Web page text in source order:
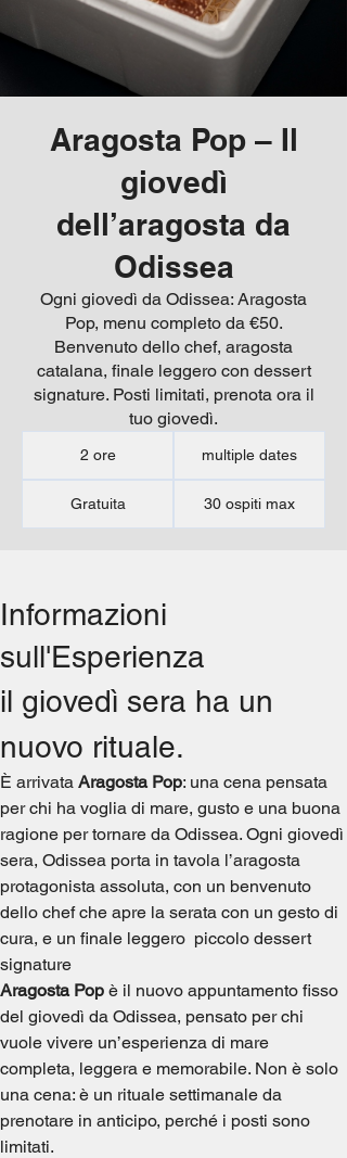
Aragosta Pop – Il
giovedì
dell’aragosta da
Odissea
Ogni giovedì da Odissea: Aragosta
Pop, menu completo da €50.
Benvenuto dello chef, aragosta
catalana, finale leggero con dessert
signature. Posti limitati, prenota ora il
tuo giovedì.
2 ore multiple dates
Gratuita 30 ospiti max
Informazioni
sull'Esperienza
il giovedì sera ha un
nuovo rituale.
È arrivata Aragosta Pop: una cena pensata
per chi ha voglia di mare, gusto e una buona
ragione per tornare da Odissea. Ogni giovedì
sera, Odissea porta in tavola l’aragosta
protagonista assoluta, con un benvenuto
dello chef che apre la serata con un gesto di
cura, e un finale leggero  piccolo dessert
signature
Aragosta Pop è il nuovo appuntamento fisso
del giovedì da Odissea, pensato per chi
vuole vivere un’esperienza di mare
completa, leggera e memorabile. Non è solo
una cena: è un rituale settimanale da
prenotare in anticipo, perché i posti sono
limitati.